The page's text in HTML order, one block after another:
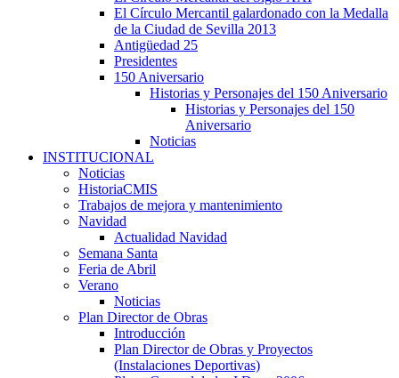
El Círculo Mercantil galardonado con la Medalla
de la Ciudad de Sevilla 2013
Antigüedad 25
Presidentes
150 Aniversario
Historias y Personajes del 150 Aniversario
Historias y Personajes del 150
Aniversario
Noticias
INSTITUCIONAL
Noticias
HistoriaCMIS
Trabajos de mejora y mantenimiento
Navidad
Actualidad Navidad
Semana Santa
Feria de Abril
Verano
Noticias
Plan Director de Obras
Introducción
Plan Director de Obras y Proyectos
(Instalaciones Deportivas)